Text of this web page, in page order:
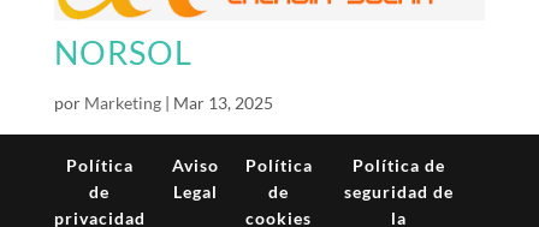
NORSOL
por Marketing| Mar 13, 2025
Política
de
privacidad
Aviso
Legal
Política
de
cookies
Política de
seguridad de
la